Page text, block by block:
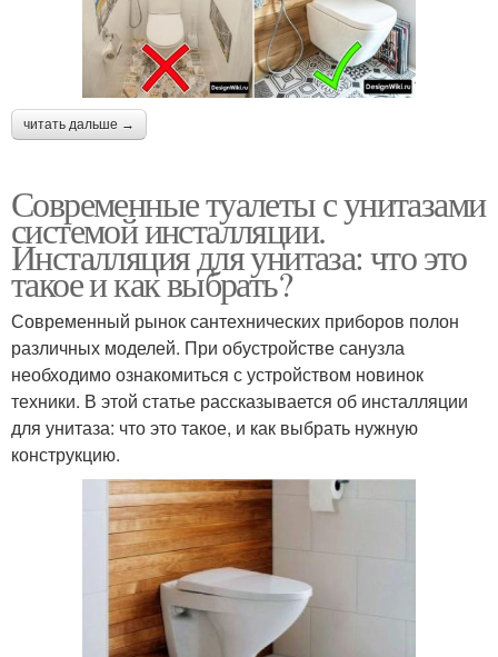
читать дальше →
Современные туалеты с унитазами
системой инсталляции.
Инсталляция для унитаза: что это
такое и как выбрать?
Современный рынок сантехнических приборов полон
различных моделей. При обустройстве санузла
необходимо ознакомиться с устройством новинок
техники. В этой статье рассказывается об инсталляции
для унитаза: что это такое, и как выбрать нужную
конструкцию.